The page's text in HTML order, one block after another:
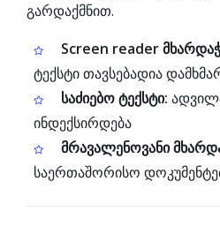
გარდაქმნით.
Screen reader
ტექსტი თავსებადია
საძიებო ტექსტი:
ინდექსირდება
მრავალენოვანი
საერთაშორისო